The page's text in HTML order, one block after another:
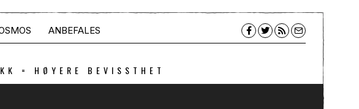
ANBEFALES
= HØYERE BEVISSTHET